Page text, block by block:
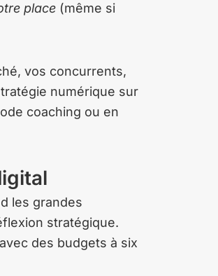
place (même si
vos concurrents,
numérique sur
coaching ou en
les grandes
stratégique.
des budgets à six